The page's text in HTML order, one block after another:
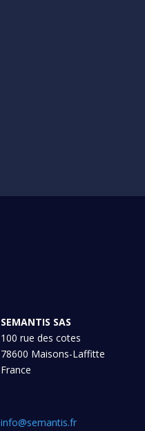
SEMANTIS SAS
100 rue des cotes
78600 Maisons-Laffitte
France
info@semantis.fr